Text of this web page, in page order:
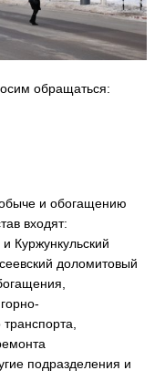
обращаться:
и обогащению
входят:
Куржункульский
доломитовый
подразделения и